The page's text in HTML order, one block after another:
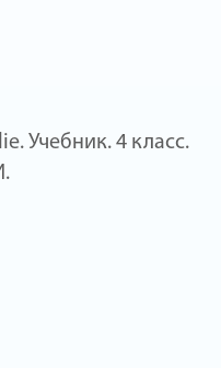
Учебник. 4 класс.